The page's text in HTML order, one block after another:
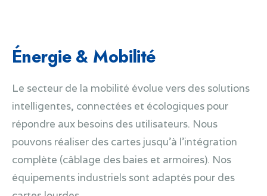
Énergie & Mobilité
Le secteur de la mobilité évolue vers des solutions
intelligentes, connectées et écologiques pour
répondre aux besoins des utilisateurs. Nous
pouvons réaliser des cartes jusqu'à l'intégration
complète (câblage des baies et armoires). Nos
équipements industriels sont adaptés pour des